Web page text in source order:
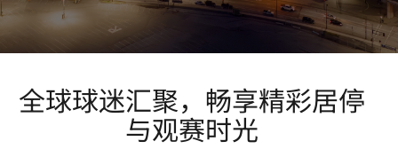
全球球迷汇聚，畅享精彩居停
与观赛时光